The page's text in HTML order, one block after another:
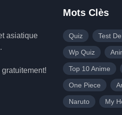
asiatique
Mots Clès
Quiz Test
Wp Quiz
Top 10 Anime
One Piece
Naruto My